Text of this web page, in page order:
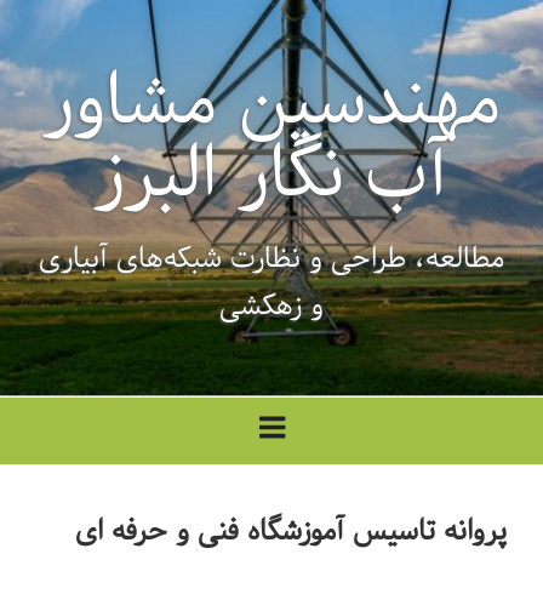
رفتن
به
محتوامهندسین مشاور
آب نگار البرز
مطالعه، طراحی‌ و نظارت شبکه‌های آبیاری
و زهکشی
پروانه تاسیس آموزشگاه فنی و حرفه ای